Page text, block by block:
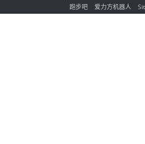
跑步吧
爱力方机器人